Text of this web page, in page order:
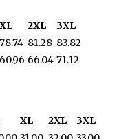
XL 2XL
3XL
78.74 81.28 83.82
60.96 66.04 71.12
XL 2XL
3XL